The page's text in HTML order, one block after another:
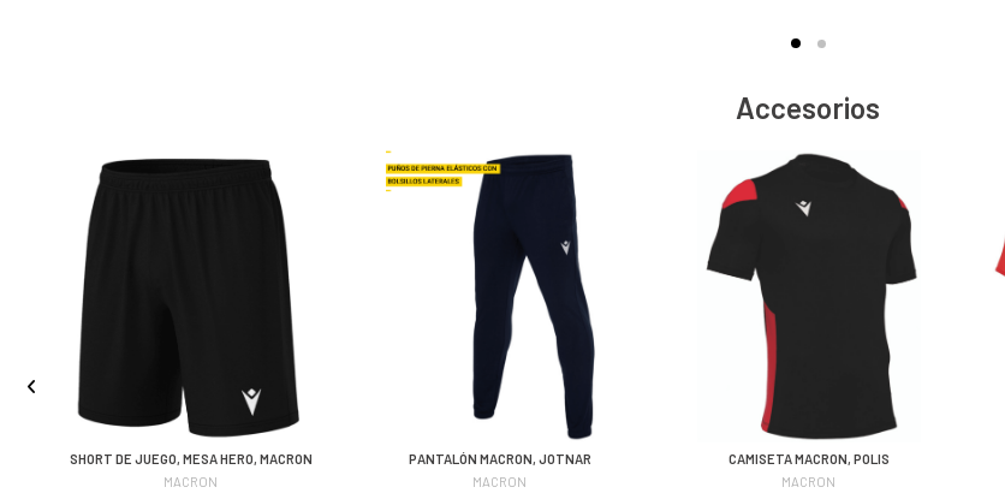
Accesorios
SHORT DE JUEGO, MESA HERO, MACRON
MACRON
PANTALÓN MACRON, JOTNAR
MACRON
CAMISETA MACRON, POLIS
MACRON